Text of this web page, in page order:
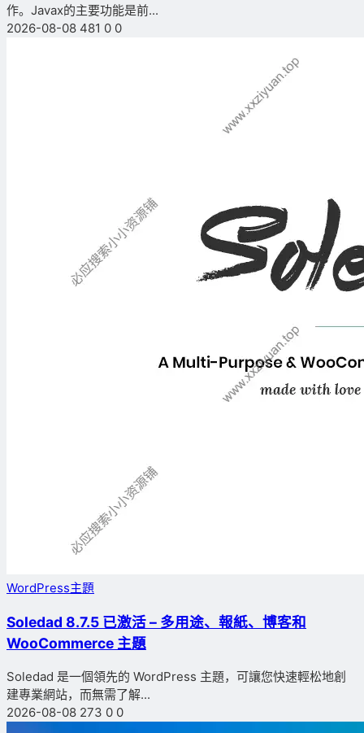
作。Javax的主要功能是前...
2026-08-08 481 0 0
WordPress主題
Soledad 8.7.5 已激活 – 多用途、報紙、博客和
WooCommerce 主題
Soledad 是一個領先的 WordPress 主題，可讓您快速輕松地創
建專業網站，而無需了解...
2026-08-08 273 0 0